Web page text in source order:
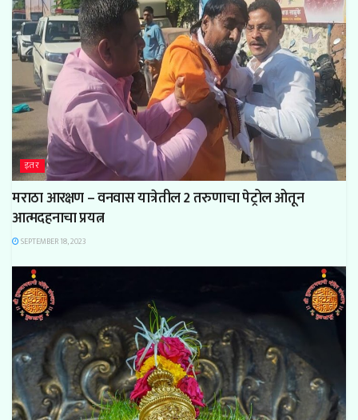
इतर
मराठा आरक्षण – वनवास यात्रेतील 2 तरुणाचा पेट्रोल ओतून
आत्मदहनाचा प्रयत्न
SEPTEMBER 18, 2023